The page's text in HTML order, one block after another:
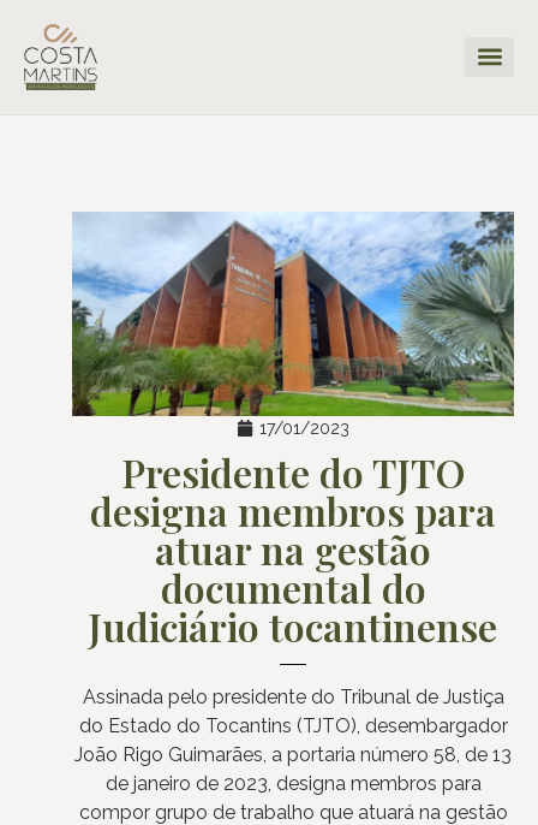
17/01/2023
Presidente do TJTO
designa membros para
atuar na gestão
documental do
Judiciário tocantinense
Assinada pelo presidente do Tribunal de Justiça
do Estado do Tocantins (TJTO), desembargador
João Rigo Guimarães, a portaria número 58, de 13
de janeiro de 2023, designa membros para
compor grupo de trabalho que atuará na gestão